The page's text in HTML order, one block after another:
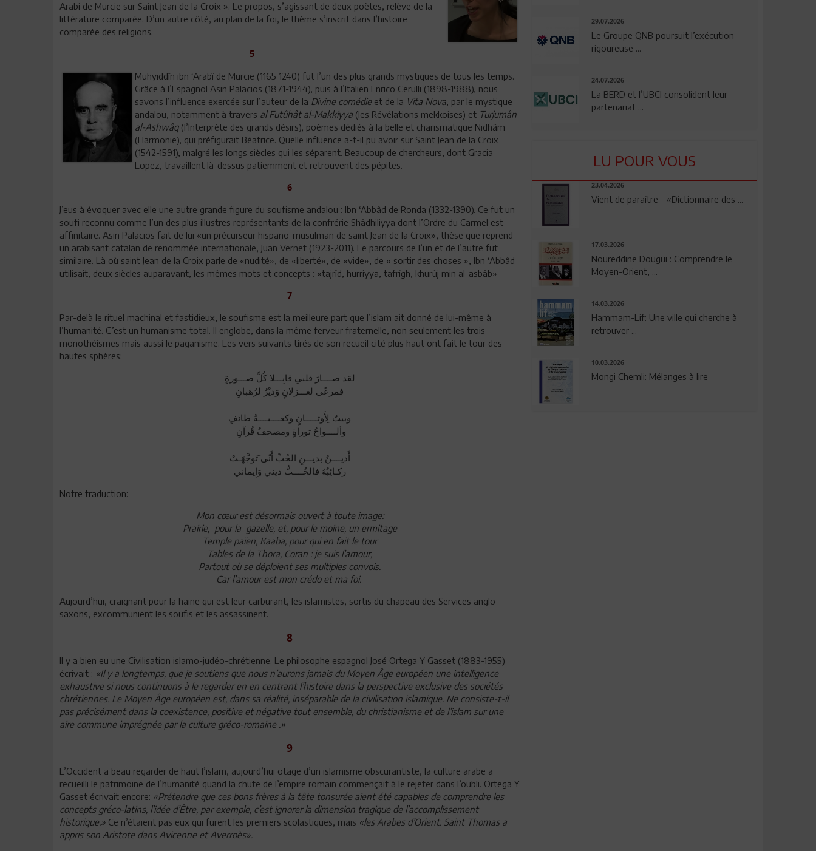
Arabi de Murcie sur Saint Jean de la Croix ». Le propos, s’agissant de deux poètes, relève de la
littérature comparée. D’un autre côté, au plan de la foi, le thème s’inscrit dans l’histoire
comparée des religions.
5
Muhyiddîn ibn ‘Arabî de Murcie (1165 1240) fut l’un des plus grands mystiques de tous les temps.
Grâce à l’Espagnol Asin Palacios (1871-1944), puis à l’Italien Enrico Cerulli (1898-1988), nous
savons l’influence exercée sur l’auteur de la Divine comédieet de la Vita Nova, par le mystique
andalou, notamment à travers al Futûhât al-Makkiyya(les Révélations mekkoises) et Turjumân
al-Ashwâq(l’Interprète des grands désirs), poèmes dédiés à la belle et charismatique Nidhâm
(Harmonie), qui préfigurait Béatrice. Quelle influence a-t-il pu avoir sur Saint Jean de la Croix
(1542-1591), malgré les longs siècles qui les séparent. Beaucoup de chercheurs, dont Gracia
Lopez, travaillent là-dessus patiemment et retrouvent des pépites.
6
J’eus à évoquer avec elle une autre grande figure du soufisme andalou : Ibn ‘Abbâd de Ronda (1332-1390). Ce fut un
soufi reconnu comme l’un des plus illustres représentants de la confrérie Shâdhiliyya dont l’Ordre du Carmel est
affinitaire. Asin Palacios fait de lui «un précurseur hispano-musulman de saint Jean de la Croix», thèse que reprend
un arabisant catalan de renommée internationale, Juan Vernet (1923-2011). Le parcours de l’un et de l’autre fut
similaire. Là où saint Jean de la Croix parle de «nudité», de «liberté», de «vide», de « sortir des choses », Ibn ‘Abbâd
utilisait, deux siècles auparavant, les mêmes mots et concepts : «tajrîd, hurriyya, tafrîgh, khurûj min al-asbâb»
7
Par-delà le rituel machinal et fastidieux, le soufisme est la meilleure part que l’islam ait donné de lui-même à
l’humanité. C’est un humanisme total. Il englobe, dans la même ferveur fraternelle, non seulement les trois
monothéismes mais aussi le paganisme. Les vers suivants tirés de son recueil cité plus haut ont fait le tour des
hautes sphères:
لقد صــــارَ قلبي قابِـــلا كُلَّ صـــورةٍ
فمرعًى لغـــزلانٍ وَديْرٌ لرُهبانِ
وبيتٌ لِأَوثـــــانٍ وكعــــبــــةُ طائفٍ
وألــــواحُ توراةٍ ومصحفُ قُرآنِ
أَديــــنُ بديـــنِ الحُبِّ أَنّى َتَوجَّهَـتْ
ركـائِبُهُ فالحُــــبُّ ديني وَإِيماني
Notre traduction:
Mon cœur est désormais ouvert à toute image:
Prairie, pour la gazelle, et, pour le moine, un ermitage
Temple païen, Kaaba, pour qui en fait le tour
Tables de la Thora, Coran : je suis l’amour,
Partout où se déploient ses multiples convois.
Car l’amour est mon crédo et ma foi.
Aujourd’hui, craignant pour la haine qui est leur carburant, les islamistes, sortis du chapeau des Services anglo-
saxons, excommunient les soufis et les assassinent.
8
Il y a bien eu une Civilisation islamo-judéo-chrétienne. Le philosophe espagnol José Ortega Y Gasset (1883-1955)
écrivait : «Il y a longtemps, que je soutiens que nous n’aurons jamais du Moyen Âge européen une intelligence
exhaustive si nous continuons à le regarder en en centrant l’histoire dans la perspective exclusive des sociétés
chrétiennes. Le Moyen Âge européen est, dans sa réalité, inséparable de la civilisation islamique. Ne consiste-t-il
pas précisément dans la coexistence, positive et négative tout ensemble, du christianisme et de l’islam sur une
aire commune imprégnée par la culture gréco-romaine .»
9
L’Occident a beau regarder de haut l’islam, aujourd’hui otage d’un islamisme obscurantiste, la culture arabe a
recueilli le patrimoine de l’humanité quand la chute de l’empire romain commençait à le rejeter dans l’oubli. Ortega Y
Gasset écrivait encore: «Prétendre que ces bons frères à la tête tonsurée aient été capables de comprendre les
concepts gréco-latins, l’idée d’Être, par exemple, c’est ignorer la dimension tragique de l’accomplissement
historique.» Ce n’étaient pas eux qui furent les premiers scolastiques, mais «les Arabes d’Orient. Saint Thomas a
appris son Aristote dans Avicenne et Averroès».
29.07.2026
Le Groupe QNB poursuit l’exécution
rigoureuse ...
24.07.2026
La BERD et l’UBCI consolident leur
partenariat ...
LU POUR VOUS
23.04.2026
Vient de paraître - «Dictionnaire des ...
17.03.2026
Noureddine Dougui : Comprendre le
Moyen-Orient, ...
14.03.2026
Hammam-Lif: Une ville qui cherche à
retrouver ...
10.03.2026
Mongi Chemli: Mélanges à lire